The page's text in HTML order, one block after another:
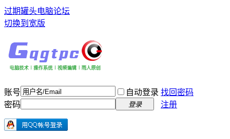
过期罐头电脑论坛
切换到宽版
账号 自动登录 找回密码
密码
登录 注册